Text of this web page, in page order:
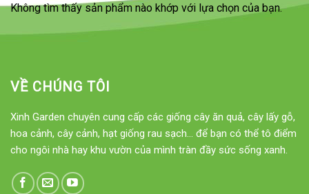
Không tìm thấy sản phẩm nào khớp với lựa chọn của bạn.
VỀ CHÚNG TÔI
Xinh Garden chuyên cung cấp các giống cây ăn quả, cây lấy gỗ,
hoa cảnh, cây cảnh, hạt giống rau sạch... để bạn có thể tô điểm
cho ngôi nhà hay khu vườn của mình tràn đầy sức sống xanh.